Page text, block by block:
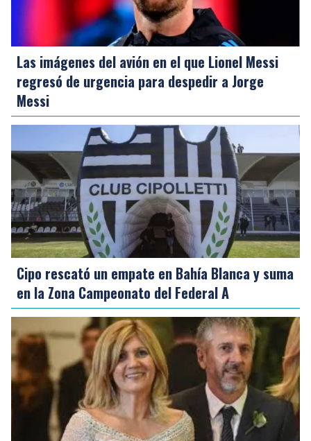
Las imágenes del avión en el que Lionel Messi
regresó de urgencia para despedir a Jorge
Messi
Cipo rescató un empate en Bahía Blanca y suma
en la Zona Campeonato del Federal A